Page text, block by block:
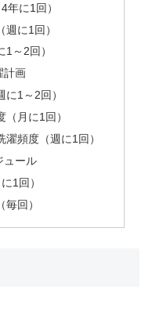
年に1回）
に1回）
～2回）
計画
1～2回）
月に1回）
濯頻度（週に1回）
ュール
1回）
回）